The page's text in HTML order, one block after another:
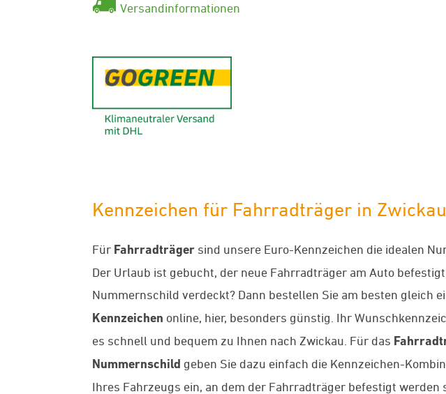
Versandinformationen
Kennzeichen für Fahrradträger in
Für Fahrradträger sind unsere Euro-Kennzeichen die idealen
Der Urlaub ist gebucht, der neue Fahrradträger am Auto
Nummernschild verdeckt? Dann bestellen Sie am besten gleich
Kennzeichen online, hier, besonders günstig. Ihr
es schnell und bequem zu Ihnen nach Zwickau. Für das
Nummernschild geben Sie dazu einfach die Kennzeichen-
Ihres Fahrzeugs ein, an dem der Fahrradträger befestigt werden